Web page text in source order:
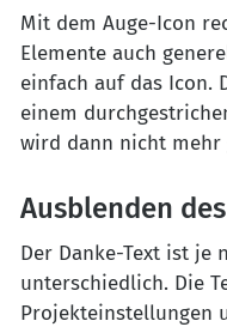
Mit dem Auge-Icon
Elemente auch
einfach auf das Icon.
einem
wird dann nicht mehr
Ausblenden
Der Danke-Text ist je
unterschiedlich. Die
Projekteinstellungen